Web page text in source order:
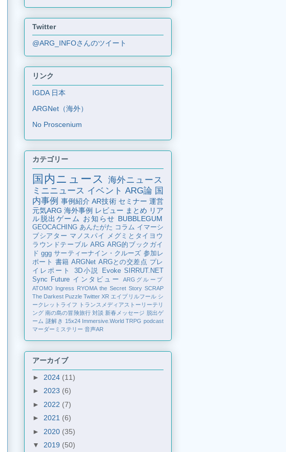
Twitter
@ARG_INFOさんのツイート
リンク
IGDA 日本
ARGNet（海外）
No Proscenium
カテゴリー
国内ニュース
海外ニュース
ミニニュース イベント ARG論 国
内事例 事例紹介 AR技術 セミナー 運営
元気ARG 海外事例 レビュー まとめ リア
ル脱出ゲーム
お知らせ BUBBLEGUM
GEOCACHING あんたがた コラム イマーシ
ブシアター マノスパイ
メグミとタイヨウ
ラウンドテーブル ARG ARG的ブックガイ
ド ggg サーティーナイン・クルーズ 参加レ
ポート 書籍 ARGNet ARGとの交差点 プレ
イレポート
3D小説 Evoke SIRRUT.NET
Sync Future インタビュー
ARGグループ
ATOMO Ingress RYOMA the Secret Story SCRAP
The Darkest Puzzle Twitter XR エイプリルフール シ
ークレットライフ
トランスメディアストーリーテリ
ング 南の島の冒険旅行 対談 新春メッセージ 脱出ゲ
ーム 謎解き 15x24 Immersive.World TRPG podcast
マーダーミステリー 音声AR
アーカイブ
► 2024 (11)
► 2023 (6)
► 2022 (7)
► 2021 (6)
► 2020 (35)
▼ 2019 (50)